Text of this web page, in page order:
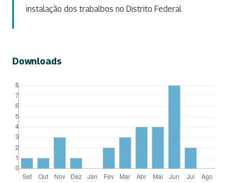
instalação dos trabalbos no Distrito Federal
Downloads